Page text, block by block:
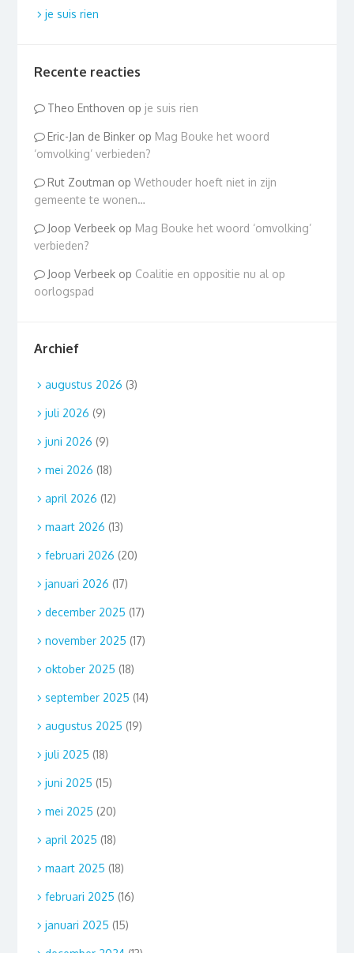
je suis rien
Recente reacties
Theo Enthoven op je suis rien
Eric-Jan de Binker op Mag Bouke het woord
‘omvolking’ verbieden?
Rut Zoutman opWethouder hoeft niet in zijn
gemeente te wonen…
Joop Verbeek op Mag Bouke het woord ‘omvolking’
verbieden?
Joop Verbeek op Coalitie en oppositie nu al op
oorlogspad
Archief
augustus 2026 (3)
juli 2026 (9)
juni 2026 (9)
mei 2026 (18)
april 2026 (12)
maart 2026 (13)
februari 2026 (20)
januari 2026 (17)
december 2025 (17)
november 2025 (17)
oktober 2025 (18)
september 2025 (14)
augustus 2025 (19)
juli 2025 (18)
juni 2025 (15)
mei 2025 (20)
april 2025 (18)
maart 2025 (18)
februari 2025 (16)
januari 2025 (15)